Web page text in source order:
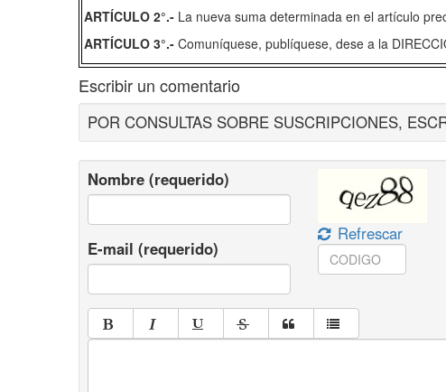
ARTÍCULO 2°.- La nueva suma determinada en el artículo
ARTÍCULO 3°.- Comuníquese, publíquese, dese a la
Escribir un comentario
POR CONSULTAS SOBRE SUSCRIPCIONES,
Nombre (requerido)
E-mail (requerido)
Refrescar